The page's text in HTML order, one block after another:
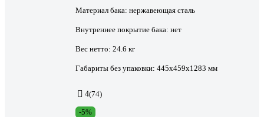
Материал бака: нержавеющая сталь
Внутреннее покрытие бака: нет
Вес нетто: 24.6 кг
Габариты без упаковки: 445х459х1283 мм
4(74)
-5%